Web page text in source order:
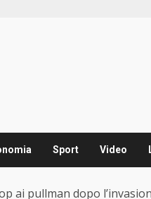
Sport Video
ai pullman dopo